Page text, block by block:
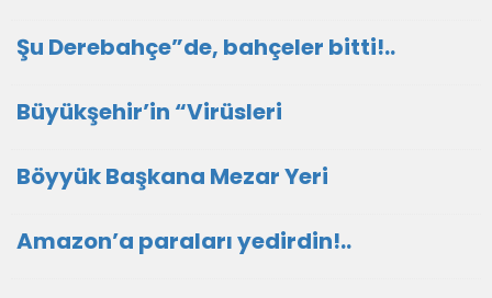
Şu Derebahçe”de, bahçeler bitti!..
Büyükşehir’in “Virüsleri
Böyyük Başkana Mezar Yeri
Amazon’a paraları yedirdin!..